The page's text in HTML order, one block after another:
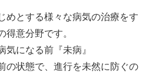
めとする様々な病気の治療をす
得意分野です。
気になる前『未病』
の状態で、進行を未然に防ぐの